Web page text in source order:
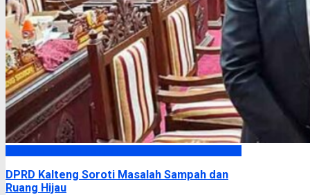
DPRD Kalteng Soroti Masalah Sampah dan
Ruang Hijau